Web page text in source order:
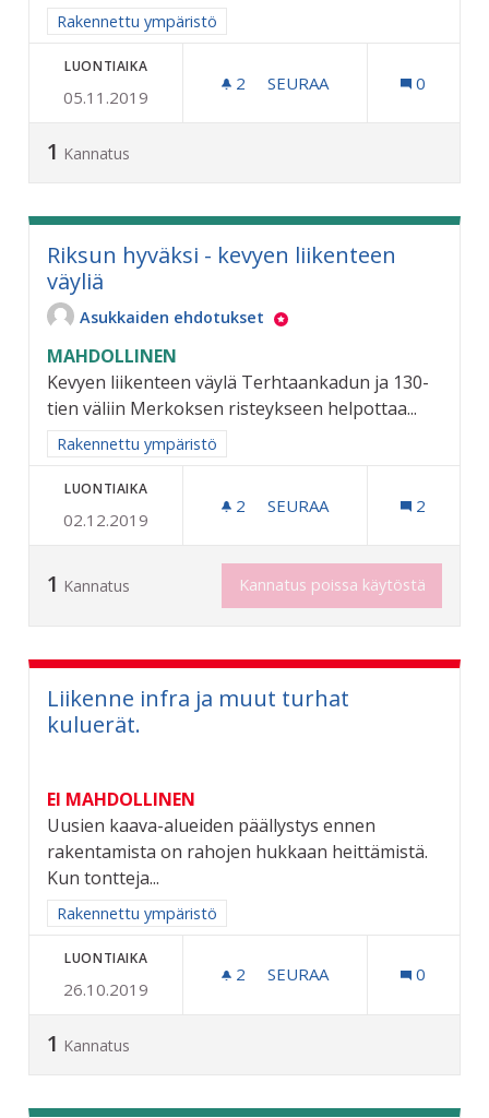
Rajaa tulokset aihepiirin mukaan: Rakennettu ympäristö
Rakennettu ympäristö
LUONTIAIKA
05.11.2019
2 2 SEURAAJAA
SEURAA 0
1 Kannatus
Riksun hyväksi - kevyen liikenteen
väyliä
Asukkaiden ehdotukset
MAHDOLLINEN
Kevyen liikenteen väylä Terhtaankadun ja 130-
tien väliin Merkoksen risteykseen helpottaa...
Rajaa tulokset aihepiirin mukaan: Rakennettu ympäristö
Rakennettu ympäristö
LUONTIAIKA
02.12.2019
2 2 SEURAAJAA
SEURAA 2
1 Kannatus Kannatus poissa käytöstä
Liikenne infra ja muut turhat
kuluerät.
EI MAHDOLLINEN
Uusien kaava-alueiden päällystys ennen
rakentamista on rahojen hukkaan heittämistä.
Kun tontteja...
Rajaa tulokset aihepiirin mukaan: Rakennettu ympäristö
Rakennettu ympäristö
LUONTIAIKA
26.10.2019
2 2 SEURAAJAA
SEURAA 0
1 Kannatus